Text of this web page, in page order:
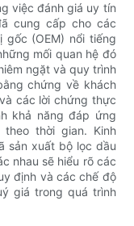
việc đánh giá uy tín
cung cấp cho các
(OEM) nổi tiếng
mối quan hệ đó
ngặt và quy trình
chứng về khách
các lời chứng thực
khả năng đáp ứng
thời gian. Kinh
sản xuất bộ lọc dầu
nhau sẽ hiểu rõ các
định và các chế độ
giá trong quá trình